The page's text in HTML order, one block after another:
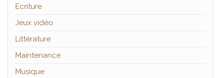
Ecriture
Jeux vidéo
Littérature
Maintenance
Musique